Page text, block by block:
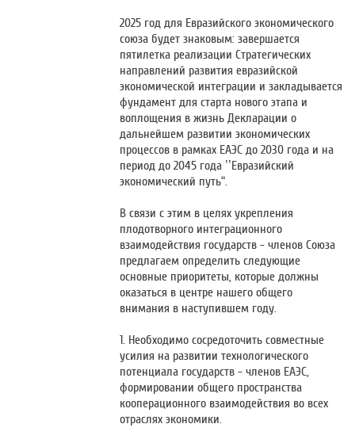
2025 год для Евразийского экономического
союза будет знаковым: завершается
пятилетка реализации Стратегических
направлений развития евразийской
экономической интеграции и закладывается
фундамент для старта нового этапа и
воплощения в жизнь Декларации о
дальнейшем развитии экономических
процессов в рамках ЕАЭС до 2030 года и на
период до 2045 года ’’Евразийский
экономический путь“.
В связи с этим в целях укрепления
плодотворного интеграционного
взаимодействия государств - членов Союза
предлагаем определить следующие
основные приоритеты, которые должны
оказаться в центре нашего общего
внимания в наступившем году.
1. Необходимо сосредоточить совместные
усилия на развитии технологического
потенциала государств - членов ЕАЭС,
формировании общего пространства
кооперационного взаимодействия во всех
отраслях экономики.